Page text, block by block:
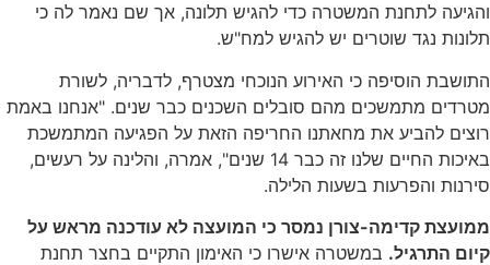
והגיעה לתחנת המשטרה כדי להגיש תלונה, אך שם נאמר לה כי
תלונות נגד שוטרים יש להגיש למח"ש.
התושבת הוסיפה כי האירוע הנוכחי מצטרף, לדבריה, לשורת
מטרדים מתמשכים מהם סובלים השכנים כבר שנים. "אנחנו באמת
רוצים להביע את מחאתנו החריפה הזאת על הפגיעה המתמשכת
באיכות החיים שלנו זה כבר 14 שנים", אמרה, והלינה על רעשים,
סירנות והפרעות בשעות הלילה.
ממועצת קדימה-צורן נמסר כי המועצה לא עודכנה מראש על
קיום התרגיל. במשטרה אישרו כי האימון התקיים בחצר תחנת